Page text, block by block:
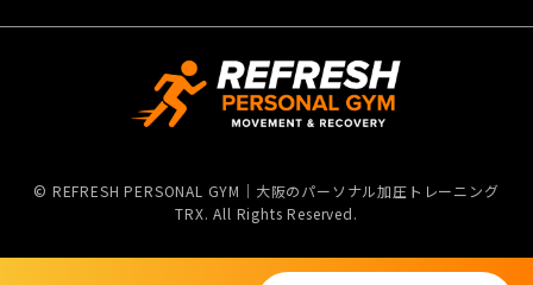
© REFRESH PERSONAL GYM｜大阪のパーソナル加圧トレーニング
TRX. All Rights Reserved.